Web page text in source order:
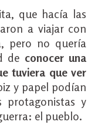
que hacía las
a viajar con
pero no quería
de conocer una
tuviera que ver
y papel podían
y
el pueblo.